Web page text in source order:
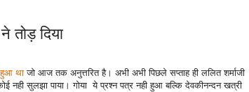
तोड़ दिया
हुआ थाजो आज तक अनुत्तरित है। अभी अभी पिछले सप्ताह ही ललित शर्माजी
नही सुलझा पाया। गोया ये प्रश्न पत्र नही हुआ बल्कि देवकीनन्दन खत्री